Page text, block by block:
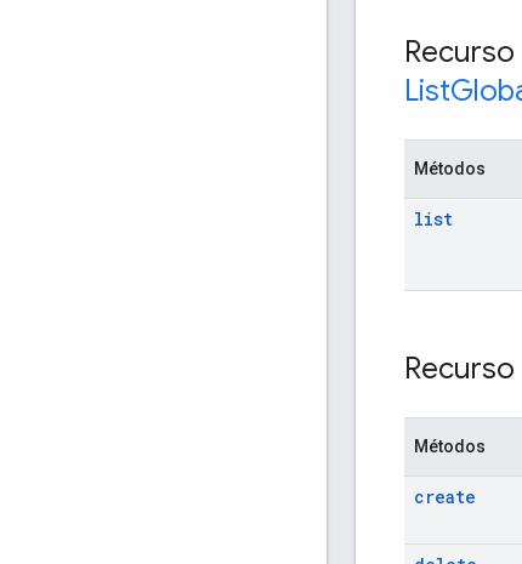
Recurso
List
Métodos
list
Recurso
Métodos
create